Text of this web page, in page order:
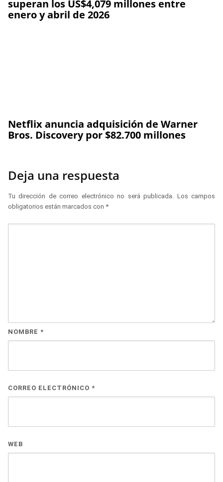
superan los US$4,079 millones entre
enero y abril de 2026
Netflix anuncia adquisición de Warner
Bros. Discovery por $82.700 millones
Deja una respuesta
Tu dirección de correo electrónico no será publicada.
Los campos
obligatorios están marcados con *
NOMBRE *
CORREO ELECTRÓNICO *
WEB